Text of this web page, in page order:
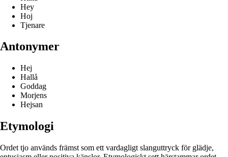
Hey
Hoj
Tjenare
Antonymer
Hej
Hallå
Goddag
Morjens
Hejsan
Etymologi
Ordet tjo används främst som ett vardagligt slanguttryck för glädje,